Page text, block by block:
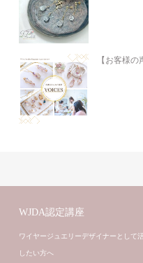
【お客様
WJDA認定講座
ワイヤージュエリーデザイナーとして
したい方へ